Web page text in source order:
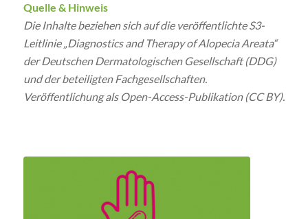
Quelle & Hinweis
Die Inhalte beziehen sich auf die veröffentlichte S3-
Leitlinie „Diagnostics and Therapy of Alopecia Areata“
der Deutschen Dermatologischen Gesellschaft (DDG)
und der beteiligten Fachgesellschaften.
Veröffentlichung als Open-Access-Publikation (CC BY).